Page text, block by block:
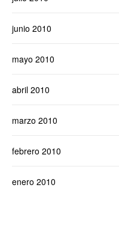
junio 2010
mayo 2010
abril 2010
marzo 2010
febrero 2010
enero 2010